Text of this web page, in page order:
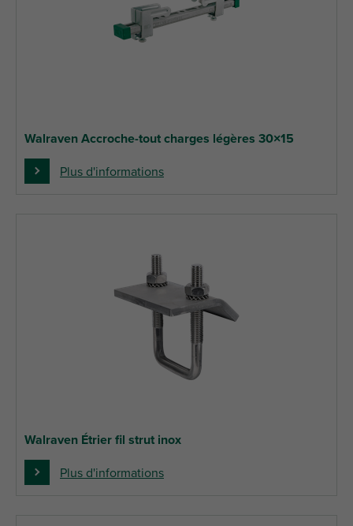
Walraven Accroche-tout charges légères 30×15
Plus d'informations
Walraven Étrier fil strut inox
Plus d'informations